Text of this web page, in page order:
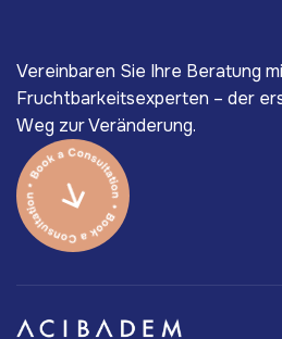
Vereinbaren Sie Ihre Beratung
Fruchtbarkeitsexperten – der
Weg zur Veränderung.